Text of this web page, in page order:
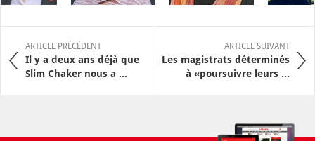
ARTICLE PRÉCÉDENT
Il y a deux ans déjà que
Slim Chaker nous a ...
ARTICLE SUIVANT
Les magistrats déterminés
à «poursuivre leurs ...